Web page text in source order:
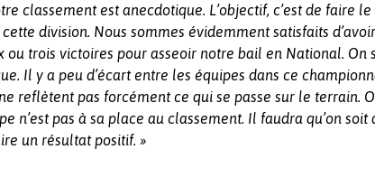
classement est anecdotique. L’objectif, c’est de faire
division. Nous sommes évidemment satisfaits
ou trois victoires pour asseoir notre bail en National. On
Il y a peu d’écart entre les équipes dans ce
reflètent pas forcément ce qui se passe sur le terrain.
n’est pas à sa place au classement. Il faudra qu’on soit
un résultat positif. »